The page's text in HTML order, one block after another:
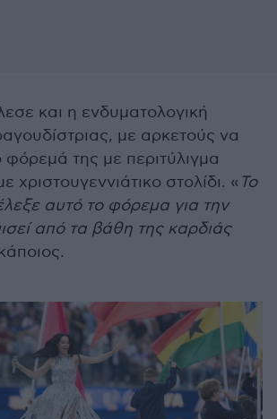
και η ενδυματολογική
με αρκετούς να
φόρεμά της με περιτύλιγμα
χριστουγεννιάτικο στολίδι. « Το
αυτό το φόρεμα για την
από τα βάθη της καρδιάς